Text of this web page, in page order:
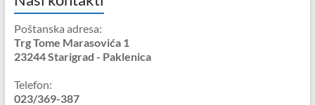
Poštanska adresa:
Trg Tome Marasovića 1
23244 Starigrad - Paklenica
Telefon:
023/369-387